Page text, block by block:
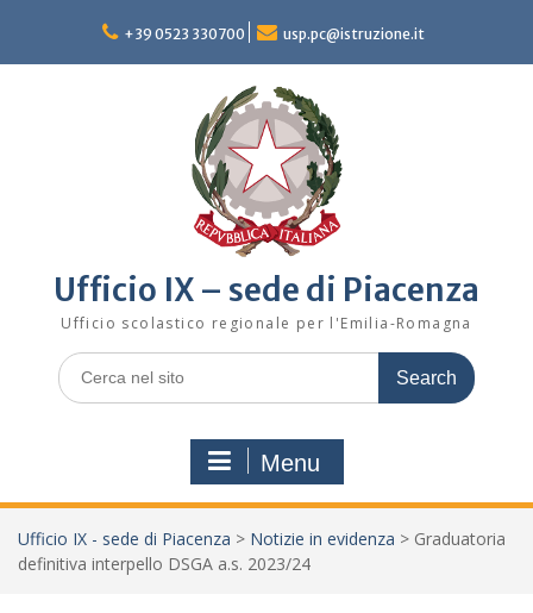
content
+39 0523 330700 usp.pc@istruzione.it
Ufficio IX – sede di Piacenza
Ufficio scolastico regionale per l'Emilia-Romagna
Search
for:
Menu
Ufficio IX - sede di Piacenza > Notizie in evidenza > Graduatoria
definitiva interpello DSGA a.s. 2023/24